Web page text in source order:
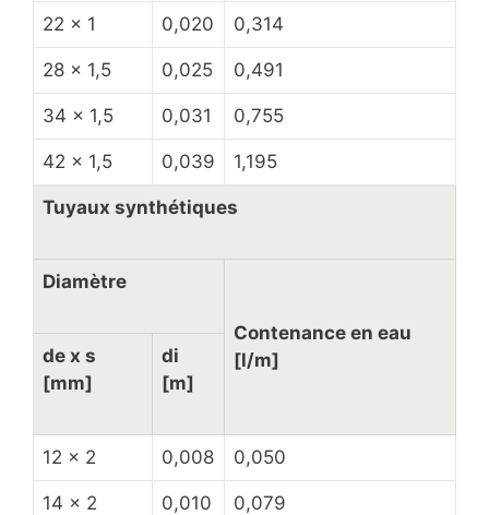
22 x 1 0,020 0,314
28 x 1,5 0,025 0,491
34 x 1,5 0,031 0,755
42 x 1,5 0,039 1,195
Tuyaux synthétiques
Diamètre
Contenance en eau
[l/m]
de x s
[mm]
di
[m]
12 x 2 0,008 0,050
14 x 2 0,010 0,079